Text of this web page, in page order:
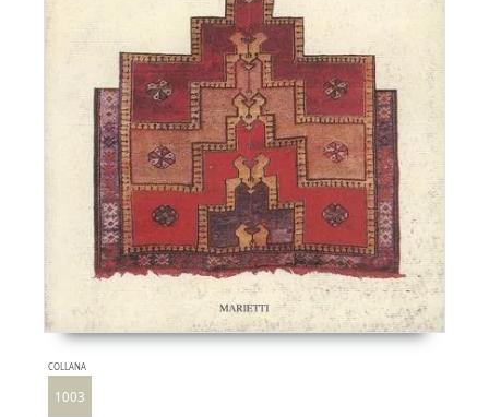
COLLANA
1003